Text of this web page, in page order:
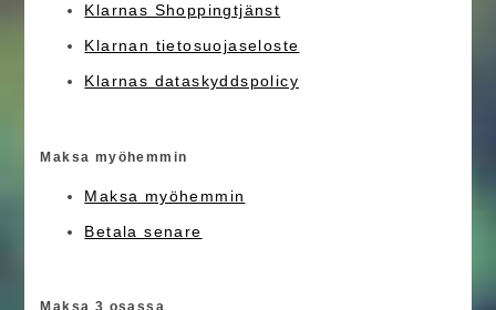
Klarnas Shoppingtjänst
Klarnan tietosuojaseloste
Klarnas dataskyddspolicy
Maksa myöhemmin
Maksa myöhemmin
Betala senare
Maksa 3 osassa